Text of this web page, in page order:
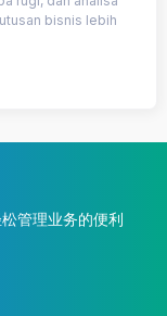
bisnis lebih
管理业务的便利